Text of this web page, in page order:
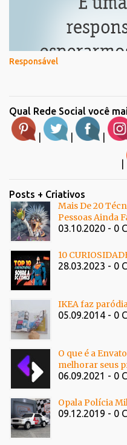
Responsável
Qual Rede Social você
| | |
Posts + Criativos
Mais De 20
Pessoas Ainda
03.10.2020 - 0
10
28.03.2023 - 0
IKEA faz
05.09.2014 - 0
O que é a
melhorar seus
06.09.2021 - 0
Opala Polícia
09.12.2019 - 0